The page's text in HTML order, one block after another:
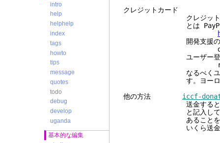
intro
help
helphelp
index
tags
howto
tips
message
quotes
todo
debug
develop
uganda
基本的な編集
クレジットカード
クレジットカードで
とは PayPal のサ
開発支援の送金のた
ユーザー登録のため
なるべくユーロを使っ
す。ヨーロッパ在住
他の方法 iccf-
送金するときにコ
と記入してください
あることを他の人に分
いくら送金したのか